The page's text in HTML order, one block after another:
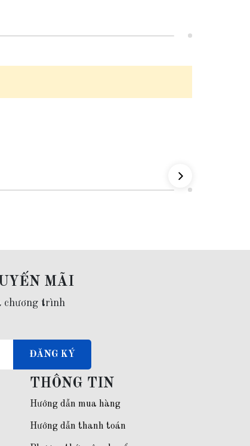
MÃI
chương trình
ĐĂNG KÝ
THÔNG TIN
Hướng dẫn mua hàng
Hướng dẫn thanh toán